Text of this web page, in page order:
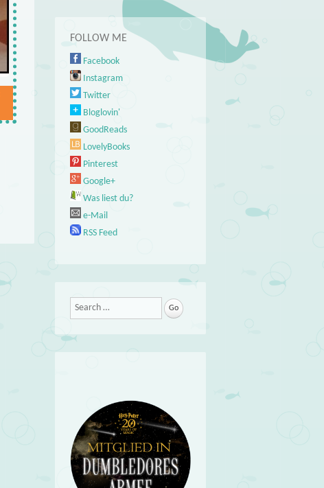
FOLLOW ME
Facebook
Instagram
Twitter
Bloglovin'
GoodReads
LovelyBooks
Pinterest
Google+
Was liest du?
e-Mail
RSS Feed
Search